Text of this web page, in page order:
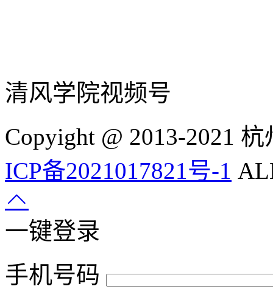
清风学院视频号
Copyight @ 2013-2021
ICP备2021017821号-1
一键登录
手机号码